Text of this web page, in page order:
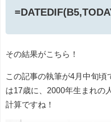
その結果がこちら！
この記事の執筆が4月中旬頃
は17歳に、2000年生まれの
計算ですね！